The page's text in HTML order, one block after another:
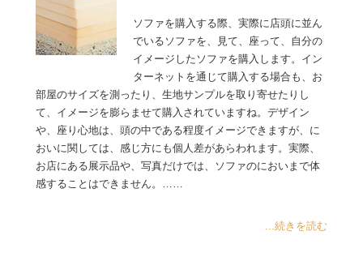
ソファを購入する際、実際に店頭に並ん
でいるソファを、見て、座って、自分の
イメージしたソファを購入します。イン
ターネットを通じて購入する場合も、お
部屋のサイズを測ったり、生地サンプルを取り寄せたりし
て、イメージを膨らませて購入されていますね。デザイン
や、座り心地は、頭の中である程度イメージできますが、に
おいに関しては、感じ方にも個人差があらわれます。実際、
お店にある展示品や、写真だけでは、ソファのにおいまで体
感することはできません。……
...続きを読む